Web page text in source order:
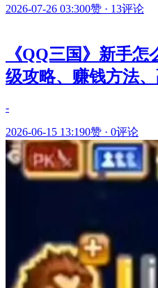
2026-07-26 03:300赞 · 13评论
《QQ三国》新手
级攻略、赚钱方法
-
2026-06-15 13:190赞 · 0评论